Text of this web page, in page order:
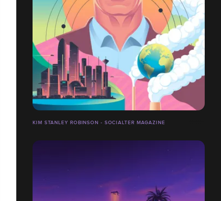
KIM STANLEY ROBINSON - SOCIALTER MAGAZINE